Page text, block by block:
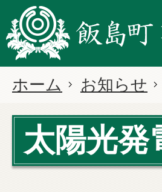
ホーム お知らせ
太陽光発